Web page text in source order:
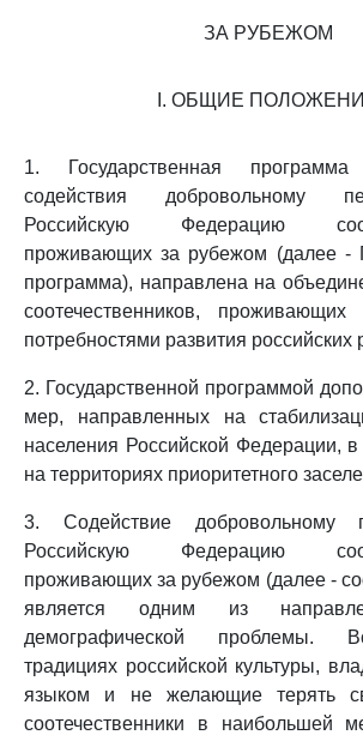
ЗА РУБЕЖОМ
I. ОБЩИЕ
1. Государственная
содействия добровольному
Российскую Федерацию
проживающих за рубежом (далее -
программа), направлена на
соотечественников,
потребностями развития российских
2. Государственной программой
мер, направленных на
населения Российской Федерации,
на территориях приоритетного
3. Содействие добровольному
Российскую Федерацию
проживающих за рубежом (далее -
является одним из
демографической проблемы.
традициях российской культуры,
языком и не желающие терять
соотечественники в наибольшей